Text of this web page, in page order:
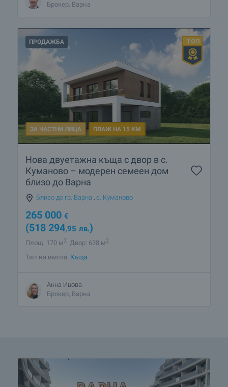
Брокер, Варна
ПРОДАЖБА
ЗА ЧАСТНИ ЛИЦА ПЛАЖ НА 15 КМ
Нова двуетажна къща с двор в с.
Куманово – модерен семеен дом
близо до Варна
Близо до гр. Варна , с. Куманово
265 000 €
(518 294,95 лв.)
Площ: 170 м2 Двор: 638 м2
Тип на имота: Къща
Анна Ицова
Брокер, Варна